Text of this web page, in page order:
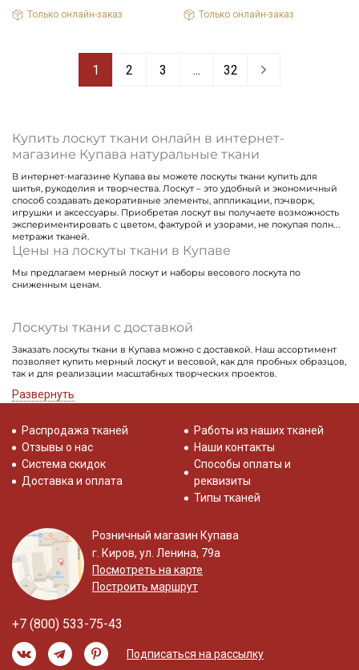
Только онлайн-заказ Только онлайн-заказ
1 2 3 ... 32
Купить лоскут ткани онлайн в интернет-
магазине Купава натуральные ткани
В интернет-магазине Купава вы можете лоскуты ткани купить для
шитья, рукоделия и творчества. Лоскут – это удобный и экономичный
способ создавать декоративные элементы, аппликации, пэчворк,
игрушки и аксессуары. Приобретая лоскут вы получаете возможность
экспериментировать с цветом, фактурой и узорами, не покупая полные
метражи тканей.
Цены на лоскуты ткани в Купаве
Мы предлагаем мерный лоскут и наборы весового лоскута по
сниженным ценам.
Лоскуты ткани с доставкой
Заказать лоскуты ткани в Купава можно с доставкой. Наш ассортимент
позволяет купить мерный лоскут и весовой, как для пробных образцов,
так и для реализации масштабных творческих проектов.
Развернуть
Распродажа тканей
Отзывы о нас
Система скидок
Доставка и оплата
Работы из наших тканей
Наши контакты
Способы оплаты и
реквизиты
Типы тканей
Розничный магазин Купава
г. Киров, ул. Ленина, 79а
Посмотреть на карте
Построить маршрут
+7 (800) 533-75-43
Подписаться на рассылку